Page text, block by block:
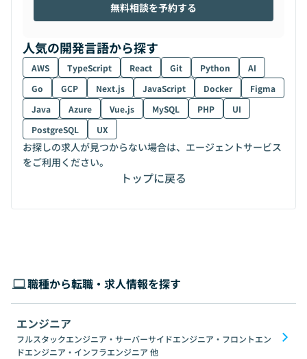
無料相談を予約する
人気の開発言語から探す
AWS TypeScript React Git Python
AI
Go
GCP Next.js JavaScript Docker
Figma
Java
Azure Vue.js MySQL PHP
UI
PostgreSQL
UX
お探しの求人が見つからない場合は、エージェントサービス
をご利用ください。
トップに戻る
職種から転職・求人情報を探す
エンジニア
フルスタックエンジニア・サーバーサイドエンジニア・フロントエン
ドエンジニア・インフラエンジニア 他